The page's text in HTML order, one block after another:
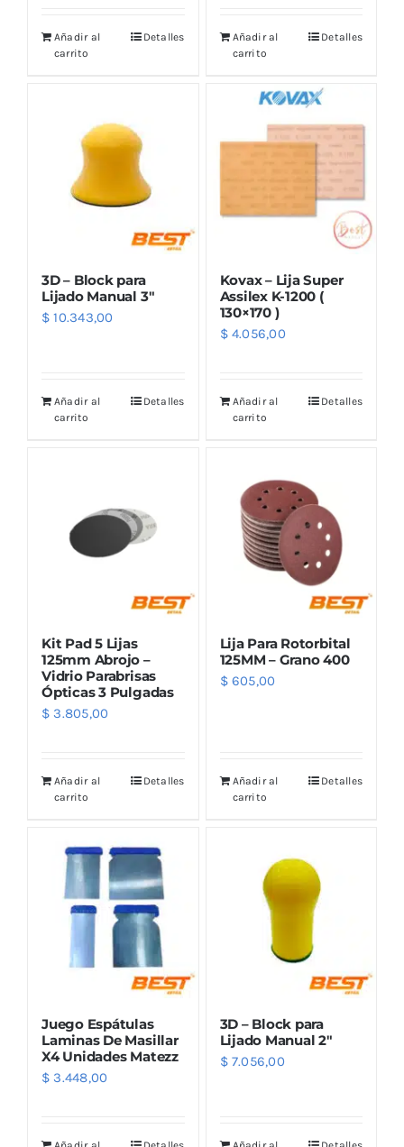
Añadir al
carrito
Detalles
Añadir al
carrito
Detalles
3D – Block para
Lijado Manual 3″
$ 10.343,00
Añadir al
carrito
Detalles
Kovax – Lija Super
Assilex K-1200 (
130×170 )
$4.056,00
Añadir al
carrito
Detalles
Kit Pad 5 Lijas
125mm Abrojo –
Vidrio Parabrisas
Ópticas 3 Pulgadas
$ 3.805,00
Añadir al
carrito
Detalles
Lija Para Rotorbital
125MM – Grano 400
$605,00
Añadir al
carrito
Detalles
Juego Espátulas
Laminas De Masillar
X4 Unidades Matezz
$ 3.448,00
3D – Block para
Lijado Manual 2″
$7.056,00